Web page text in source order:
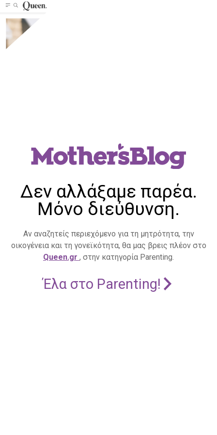
Δεν αλλάξαμε παρέα.
Μόνο διεύθυνση.
Αν αναζητείς περιεχόμενο για τη μητρότητα, την
οικογένεια και τη γονεϊκότητα, θα μας βρεις πλέον στο
Queen.gr , στην κατηγορία Parenting.
Έλα στο Parenting!